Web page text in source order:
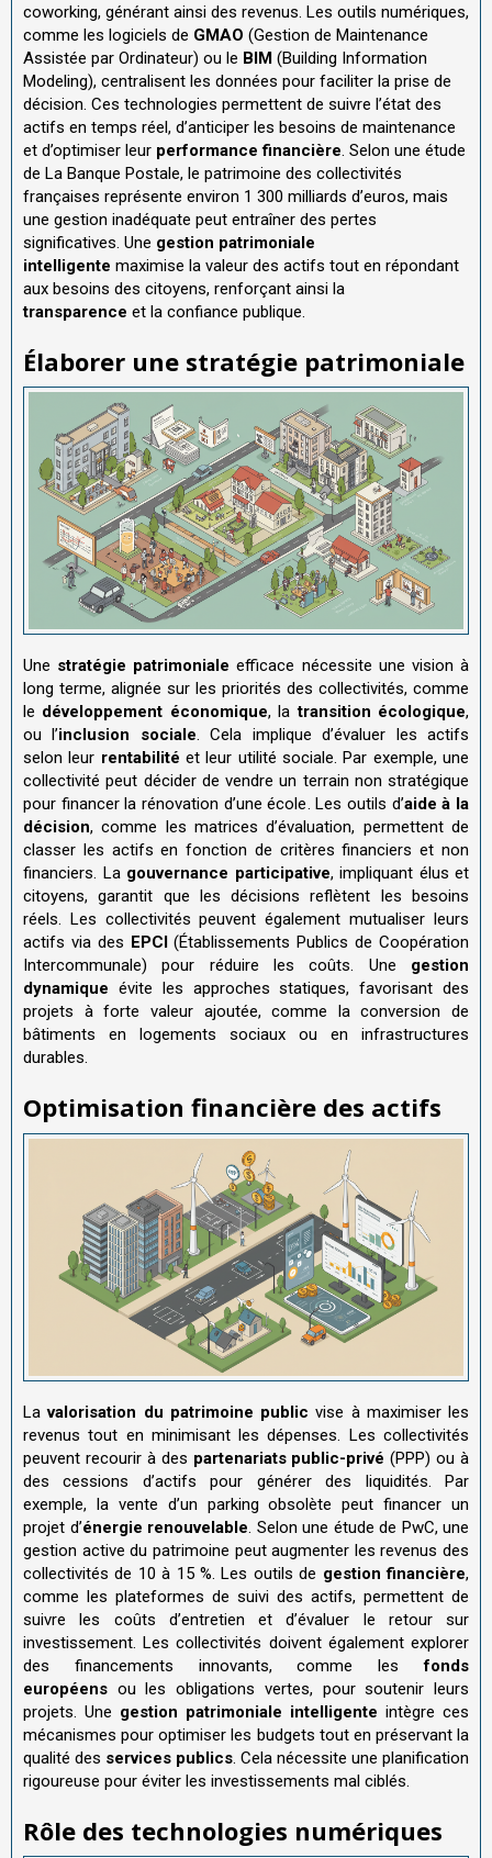
coworking, générant ainsi des revenus. Les outils numériques,
comme les logiciels de GMAO (Gestion de Maintenance
Assistée par Ordinateur) ou le BIM (Building Information
Modeling), centralisent les données pour faciliter la prise de
décision. Ces technologies permettent de suivre l’état des
actifs en temps réel, d’anticiper les besoins de maintenance
et d’optimiser leur performance financière . Selon une étude
de La Banque Postale, le patrimoine des collectivités
françaises représente environ 1 300 milliards d’euros, mais
une gestion inadéquate peut entraîner des pertes
significatives. Une gestion patrimoniale
intelligente maximise la valeur des actifs tout en répondant
aux besoins des citoyens, renforçant ainsi la
transparence et la confiance publique.
Élaborer une stratégie patrimoniale
Une stratégie patrimoniale efficace nécessite une vision à
long terme, alignée sur les priorités des collectivités, comme
le développement économique, latransition écologique,
ou l’inclusion sociale. Cela implique d’évaluer les actifs
selon leur rentabilité et leur utilité sociale. Par exemple, une
collectivité peut décider de vendre un terrain non stratégique
pour financer la rénovation d’une école. Les outils d’aide à la
décision, comme les matrices d’évaluation, permettent de
classer les actifs en fonction de critères financiers et non
financiers. La gouvernance participative, impliquant élus et
citoyens, garantit que les décisions reflètent les besoins
réels. Les collectivités peuvent également mutualiser leurs
actifs via des EPCI(Établissements Publics de Coopération
Intercommunale) pour réduire les coûts. Une gestion
dynamique évite les approches statiques, favorisant des
projets à forte valeur ajoutée, comme la conversion de
bâtiments en logements sociaux ou en infrastructures
durables.
Optimisation financière des actifs
Lavalorisation du patrimoine public vise à maximiser les
revenus tout en minimisant les dépenses. Les collectivités
peuvent recourir à des partenariats public-privé (PPP) ou à
des cessions d’actifs pour générer des liquidités. Par
exemple, la vente d’un parking obsolète peut financer un
projet d’énergie renouvelable . Selon une étude de PwC, une
gestion active du patrimoine peut augmenter les revenus des
collectivités de 10 à 15 %. Les outils de gestion financière,
comme les plateformes de suivi des actifs, permettent de
suivre les coûts d’entretien et d’évaluer le retour sur
investissement. Les collectivités doivent également explorer
des financements innovants, comme lesfonds
européens ou les obligations vertes, pour soutenir leurs
projets. Une gestion patrimoniale intelligente intègre ces
mécanismes pour optimiser les budgets tout en préservant la
qualité des services publics . Cela nécessite une planification
rigoureuse pour éviter les investissements mal ciblés.
Rôle des technologies numériques